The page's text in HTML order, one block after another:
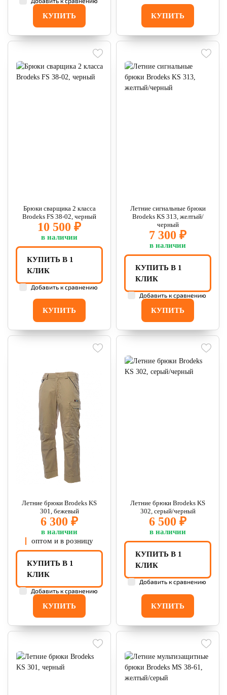
КУПИТЬ КУПИТЬ
Брюки сварщика 2 класса
Brodeks FS 38-02, черный
10 500 ₽
в наличии
КУПИТЬ
КУПИТЬ В 1
КЛИК
Добавить к сравнению
Летние сигнальные брюки
Brodeks KS 313, желтый/
черный
7 300 ₽
в наличии
КУПИТЬ
КУПИТЬ В 1
КЛИК
Добавить к сравнению
Летние брюки Brodeks KS
301, бежевый
6 300 ₽
в наличии
оптом и в розницу
КУПИТЬ
КУПИТЬ В 1
КЛИК
Добавить к сравнению
Летние брюки Brodeks KS
302, серый/черный
6 500 ₽
в наличии
КУПИТЬ
КУПИТЬ В 1
КЛИК
Добавить к сравнению